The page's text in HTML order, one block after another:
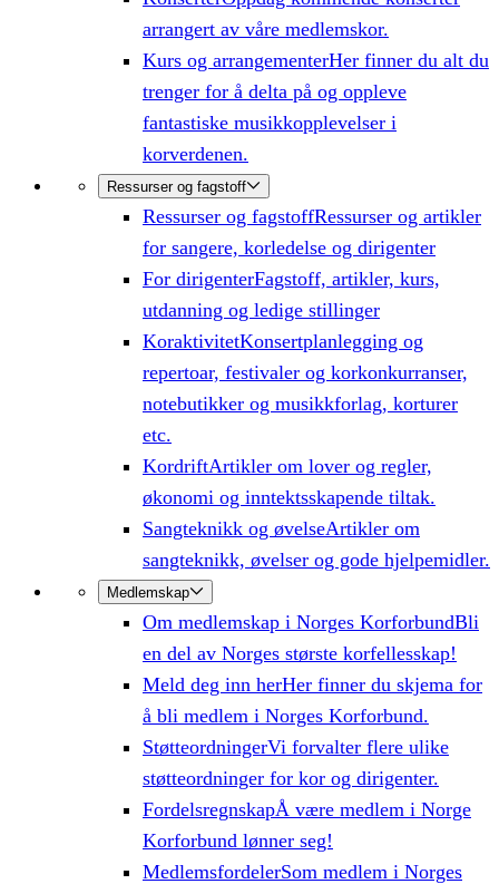
arrangert av våre medlemskor.
Kurs og arrangementerHer finner du alt du
trenger for å delta på og oppleve
fantastiske musikkopplevelser i
korverdenen.
Ressurser og fagstoff
Ressurser og fagstoffRessurser og artikler
for sangere, korledelse og dirigenter
For dirigenterFagstoff, artikler, kurs,
utdanning og ledige stillinger
KoraktivitetKonsertplanlegging og
repertoar, festivaler og korkonkurranser,
notebutikker og musikkforlag, korturer
etc.
KordriftArtikler om lover og regler,
økonomi og inntektsskapende tiltak.
Sangteknikk og øvelseArtikler om
sangteknikk, øvelser og gode hjelpemidler.
Medlemskap
Om medlemskap i Norges KorforbundBli
en del av Norges største korfellesskap!
Meld deg inn herHer finner du skjema for
å bli medlem i Norges Korforbund.
StøtteordningerVi forvalter flere ulike
støtteordninger for kor og dirigenter.
FordelsregnskapÅ være medlem i Norge
Korforbund lønner seg!
MedlemsfordelerSom medlem i Norges